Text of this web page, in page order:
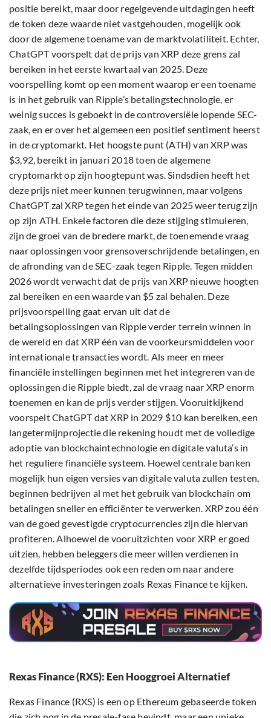
positie bereikt, maar door regelgevende uitdagingen heeft
de token deze waarde niet vastgehouden, mogelijk ook
door de algemene toename van de marktvolatiliteit. Echter,
ChatGPT voorspelt dat de prijs van XRP deze grens zal
bereiken in het eerste kwartaal van 2025. Deze
voorspelling komt op een moment waarop er een toename
is in het gebruik van Ripple’s betalingstechnologie, er
weinig succes is geboekt in de controversiële lopende SEC-
zaak, en er over het algemeen een positief sentiment heerst
in de cryptomarkt. Het hoogste punt (ATH) van XRP was
$3,92, bereikt in januari 2018 toen de algemene
cryptomarkt op zijn hoogtepunt was. Sindsdien heeft het
deze prijs niet meer kunnen terugwinnen, maar volgens
ChatGPT zal XRP tegen het einde van 2025 weer terug zijn
op zijn ATH. Enkele factoren die deze stijging stimuleren,
zijn de groei van de bredere markt, de toenemende vraag
naar oplossingen voor grensoverschrijdende betalingen, en
de afronding van de SEC-zaak tegen Ripple. Tegen midden
2026 wordt verwacht dat de prijs van XRP nieuwe hoogten
zal bereiken en een waarde van $5 zal behalen. Deze
prijsvoorspelling gaat ervan uit dat de
betalingsoplossingen van Ripple verder terrein winnen in
de wereld en dat XRP één van de voorkeursmiddelen voor
internationale transacties wordt. Als meer en meer
financiële instellingen beginnen met het integreren van de
oplossingen die Ripple biedt, zal de vraag naar XRP enorm
toenemen en kan de prijs verder stijgen. Vooruitkijkend
voorspelt ChatGPT dat XRP in 2029 $10 kan bereiken, een
langetermijnprojectie die rekening houdt met de volledige
adoptie van blockchaintechnologie en digitale valuta’s in
het reguliere financiële systeem. Hoewel centrale banken
mogelijk hun eigen versies van digitale valuta zullen testen,
beginnen bedrijven al met het gebruik van blockchain om
betalingen sneller en efficiënter te verwerken. XRP zou één
van de goed gevestigde cryptocurrencies zijn die hiervan
profiteren. Alhoewel de vooruitzichten voor XRP er goed
uitzien, hebben beleggers die meer willen verdienen in
dezelfde tijdsperiodes ook een reden om naar andere
alternatieve investeringen zoals Rexas Finance te kijken.
Rexas Finance (RXS): Een Hooggroei Alternatief
Rexas Finance (RXS) is een op Ethereum gebaseerde token